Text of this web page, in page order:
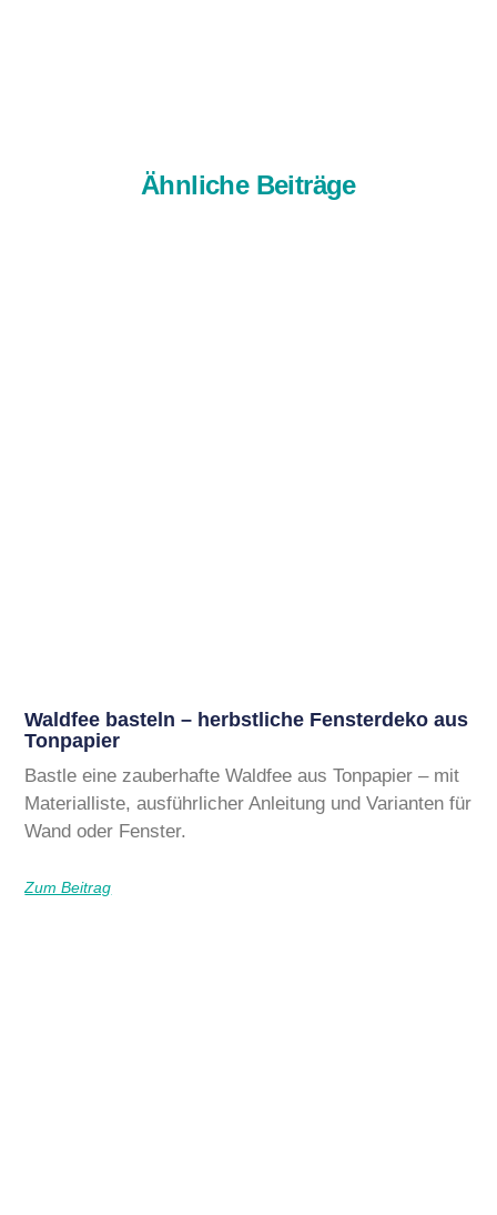
Ähnliche Beiträge
Waldfee basteln – herbstliche Fensterdeko aus
Tonpapier
Bastle eine zauberhafte Waldfee aus Tonpapier – mit
Materialliste, ausführlicher Anleitung und Varianten für
Wand oder Fenster.
Zum Beitrag